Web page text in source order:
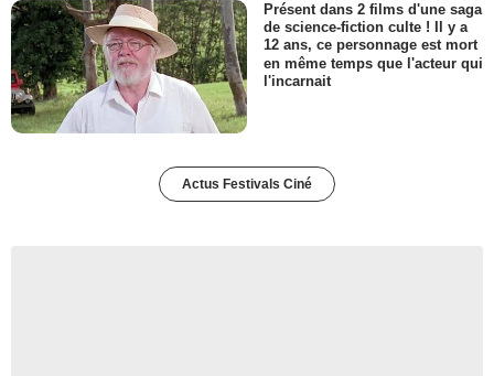
Présent dans 2 films d'une saga
de science-fiction culte ! Il y a
12 ans, ce personnage est mort
en même temps que l'acteur qui
l'incarnait
Actus Festivals Ciné